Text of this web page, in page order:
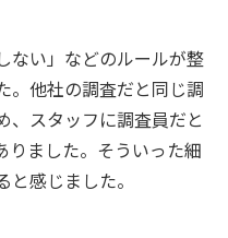
ない」などのルールが整
。他社の調査だと同じ調
、スタッフに調査員だと
りました。 そういった細
感じました。